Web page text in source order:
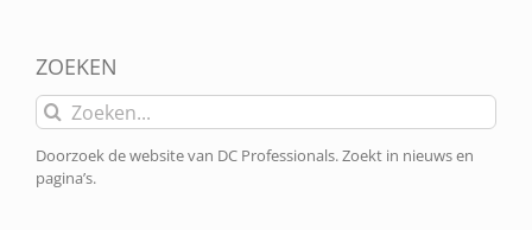
ZOEKEN
Zoeken
naar:
Doorzoek de website van DC Professionals. Zoekt in nieuws en
pagina’s.